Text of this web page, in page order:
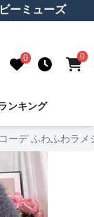
ーミューズ
0 0
ンキング
ーデ ふわふわラ